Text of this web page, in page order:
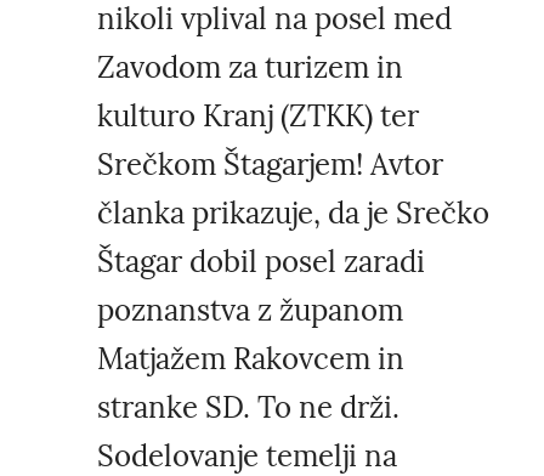
nikoli vplival na posel med
Zavodom za turizem in
kulturo Kranj (ZTKK) ter
Srečkom Štagarjem! Avtor
članka prikazuje, da je Srečko
Štagar dobil posel zaradi
poznanstva z županom
Matjažem Rakovcem in
stranke SD. To ne drži.
Sodelovanje temelji na